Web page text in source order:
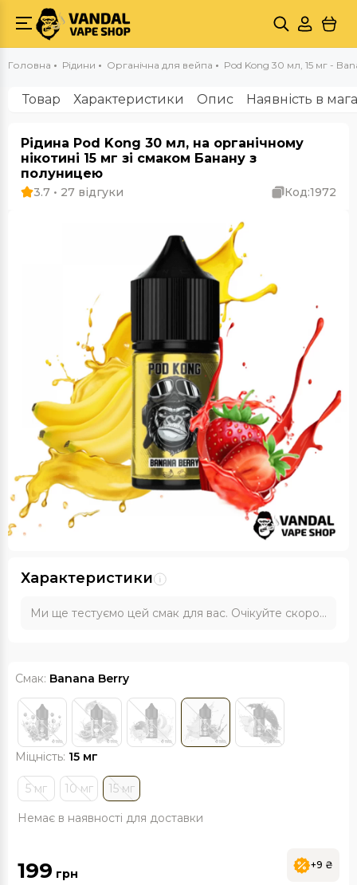
Головна Рідини Органічна для вейпа Pod Kong 30 мл, 15 мг -
Товар Характеристики Опис Наявність в
Рідина Pod Kong 30 мл, на органічному
нікотині 15 мг зі смаком Банану з
полуницею
3.7 • 27 відгуки Код:1972
Характеристики
Ми ще тестуємо цей смак для вас. Очікуйте скоро...
Смак: Banana Berry
Міцність: 15 мг
5 мг 10 мг 15 мг
Немає в наявності для доставки
199 грн
+9 ₴